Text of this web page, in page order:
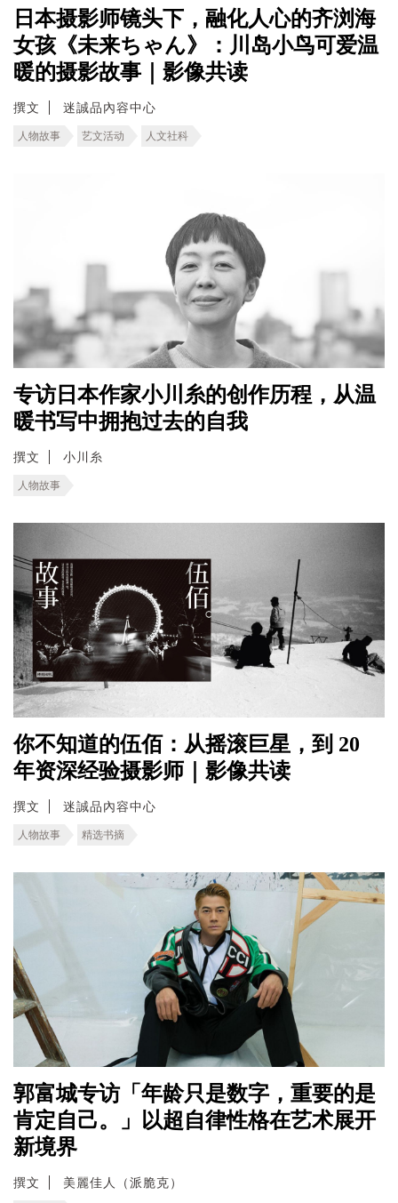
日本摄影师镜头下，融化人心的齐浏海
女孩《未来ちゃん》：川岛小鸟可爱温
暖的摄影故事｜影像共读
撰文 迷誠品內容中心
人物故事 艺文活动 人文社科
专访日本作家小川糸的创作历程，从温
暖书写中拥抱过去的自我
撰文 小川糸
人物故事
你不知道的伍佰：从摇滚巨星，到 20
年资深经验摄影师｜影像共读
撰文 迷誠品內容中心
人物故事 精选书摘
郭富城专访「年龄只是数字，重要的是
肯定自己。」以超自律性格在艺术展开
新境界
撰文 美麗佳人（派脆克）